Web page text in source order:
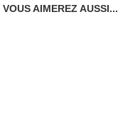
VOUS AIMEREZ AUSSI...